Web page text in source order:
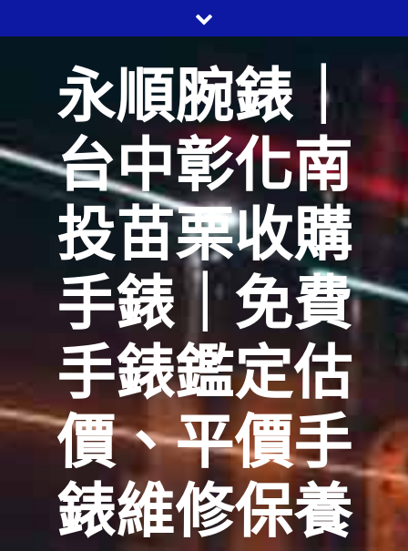
to
永順腕錶｜
台中彰化南
投苗栗收購
手錶｜免費
手錶鑑定估
價、平價手
錶維修保養